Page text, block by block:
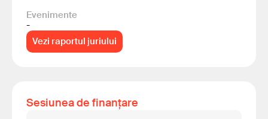
Evenimente
-
Vezi raportul juriului
Sesiunea de finanțare